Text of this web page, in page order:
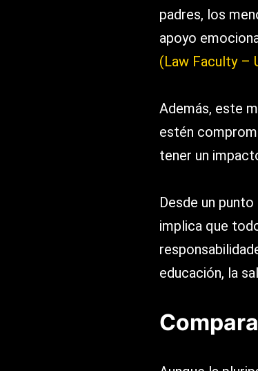
padres, los
apoyo
(Law Faculty –
Además, este
estén
tener un
Desde un
implica que
educación, la